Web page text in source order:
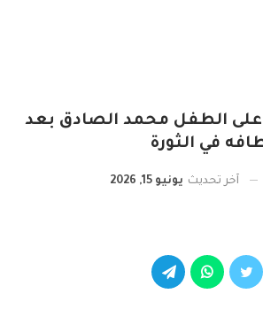
على الطفل محمد الصادق بعد
في الثورة
آخر تحديث يونيو 15, 2026